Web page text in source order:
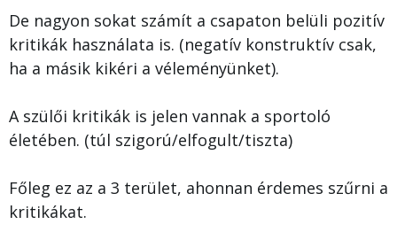
De nagyon sokat számít a csapaton belüli pozitív
kritikák használata is. (negatív konstruktív csak,
ha a másik kikéri a véleményünket).
A szülői kritikák is jelen vannak a sportoló
életében. (túl szigorú/elfogult/tiszta)
Főleg ez az a 3 terület, ahonnan érdemes szűrni a
kritikákat.